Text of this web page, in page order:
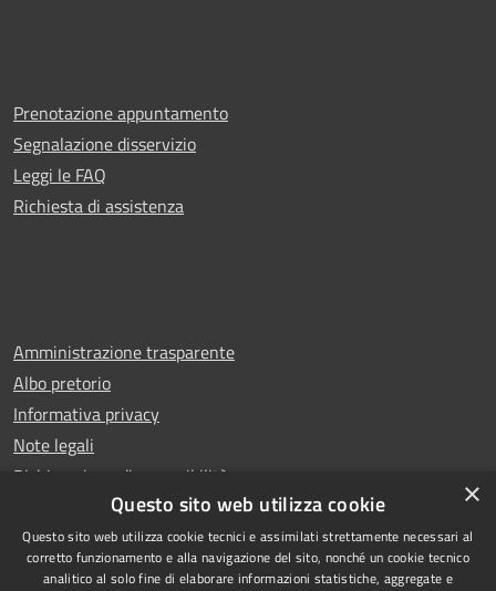
Prenotazione appuntamento
Segnalazione disservizio
Leggi le FAQ
Richiesta di assistenza
Amministrazione trasparente
Albo pretorio
Informativa privacy
Note legali
Dichiarazione di accessibilità
Copyright © 2026 • Comune di
×
Questo sito web utilizza cookie
Questo sito web utilizza cookie tecnici e assimilati strettamente necessari al
corretto funzionamento e alla navigazione del sito, nonché un cookie tecnico
analitico al solo fine di elaborare informazioni statistiche, aggregate e